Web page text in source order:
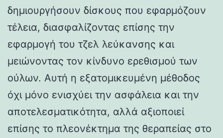
δημιουργήσουν δίσκους που εφαρμόζουν
τέλεια, διασφαλίζοντας επίσης την
εφαρμογή του τζελ λεύκανσης και
μειώνοντας τον κίνδυνο ερεθισμού των
ούλων. Αυτή η εξατομικευμένη μέθοδος
όχι μόνο ενισχύει την ασφάλεια και την
αποτελεσματικότητα, αλλά αξιοποιεί
επίσης το πλεονέκτημα της θεραπείας στο